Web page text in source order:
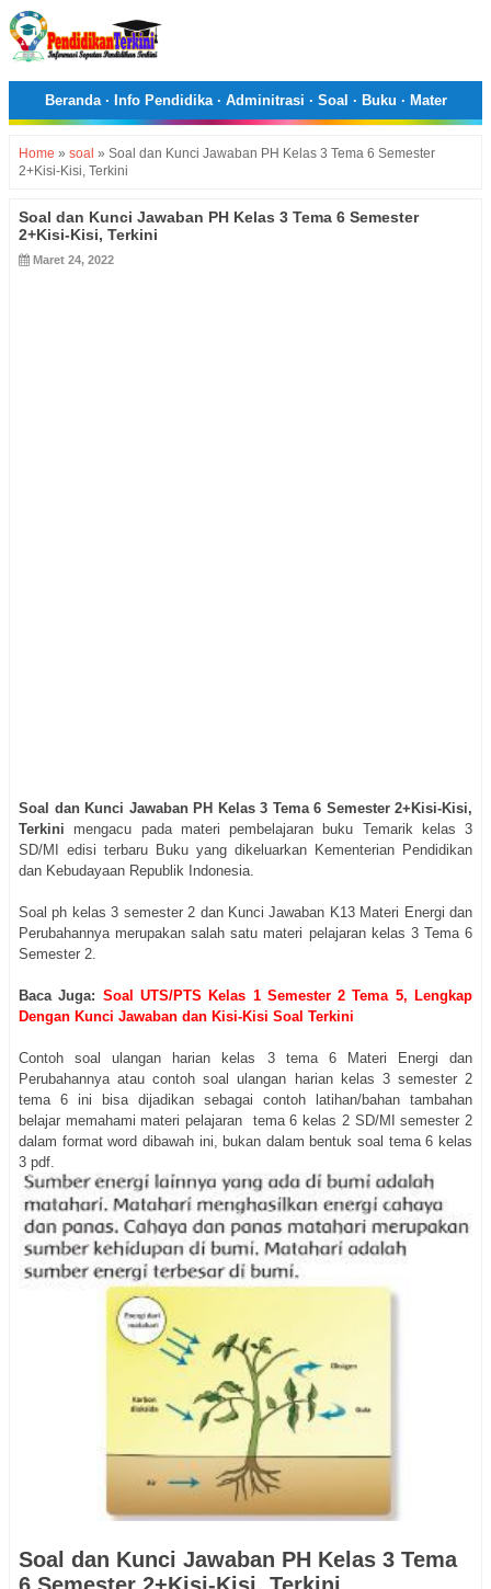
Beranda· Info Pendidika· Adminitrasi · Soal · Buku · Mater
Home » soal » Soal dan Kunci Jawaban PH Kelas 3 Tema 6 Semester
2+Kisi-Kisi, Terkini
Soal dan Kunci Jawaban PH Kelas 3 Tema 6 Semester
2+Kisi-Kisi, Terkini
Maret 24, 2022
Soal dan Kunci Jawaban PH Kelas 3 Tema 6 Semester 2+Kisi-Kisi,
Terkini mengacu pada materi pembelajaran buku Temarik kelas 3
SD/MI edisi terbaru Buku yang dikeluarkan Kementerian Pendidikan
dan Kebudayaan Republik Indonesia.
Soal ph kelas 3 semester 2 dan Kunci Jawaban K13 Materi Energi dan
Perubahannya merupakan salah satu materi pelajaran kelas 3 Tema 6
Semester 2.
Baca Juga: Soal UTS/PTS Kelas 1 Semester 2 Tema 5, Lengkap
Dengan Kunci Jawaban dan Kisi-Kisi Soal Terkini
Contoh soal ulangan harian kelas 3 tema 6 Materi Energi dan
Perubahannya atau contoh soal ulangan harian kelas 3 semester 2
tema 6 ini bisa dijadikan sebagai contoh latihan/bahan tambahan
belajar memahami materi pelajaran tema 6 kelas 2 SD/MI semester 2
dalam format word dibawah ini, bukan dalam bentuk soal tema 6 kelas
3 pdf.
Soal dan Kunci Jawaban PH Kelas 3 Tema